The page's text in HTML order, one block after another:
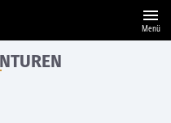
menu
Menü